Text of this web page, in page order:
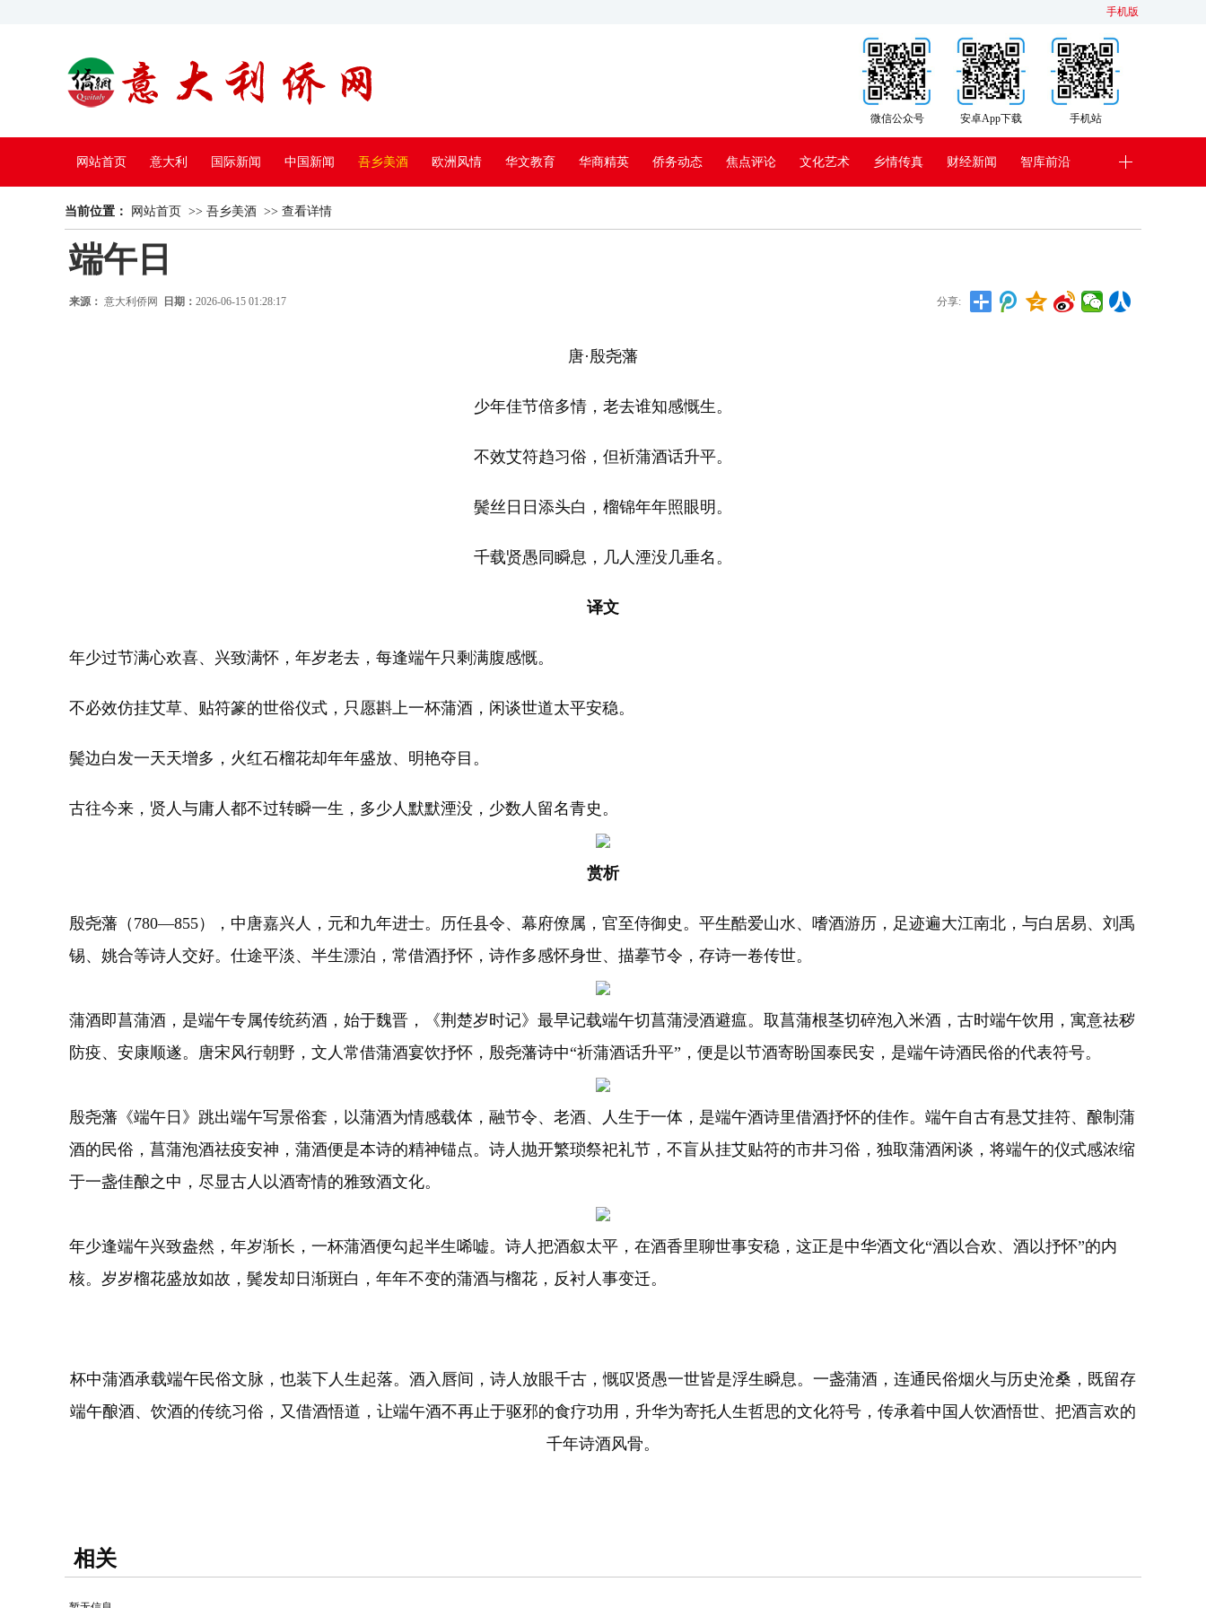
手机版
手机站
安卓App下载
微信公众号
网站首页 意大利 国际新闻 中国新闻 吾乡美酒 欧洲风情 华文教育 华商精英 侨务动态 焦点评论 文化艺术 乡情传真 财经新闻 智库前沿
中国电视
当前位置： 网站首页 >> 吾乡美酒 >> 查看详情
端午日
来源： 意大利侨网 日期： 2026-06-15 01:28:17 分享:
唐·殷尧藩
少年佳节倍多情，老去谁知感慨生。
不效艾符趋习俗，但祈蒲酒话升平。
鬓丝日日添头白，榴锦年年照眼明。
千载贤愚同瞬息，几人湮没几垂名。
译文
年少过节满心欢喜、兴致满怀，年岁老去，每逢端午只剩满腹感慨。
不必效仿挂艾草、贴符篆的世俗仪式，只愿斟上一杯蒲酒，闲谈世道太平安稳。
鬓边白发一天天增多，火红石榴花却年年盛放、明艳夺目。
古往今来，贤人与庸人都不过转瞬一生，多少人默默湮没，少数人留名青史。
赏析
殷尧藩（780—855），中唐嘉兴人，元和九年进士。历任县令、幕府僚属，官至侍御史。平生酷爱山水、嗜酒游历，足迹遍大江南北，与白居易、刘禹
锡、姚合等诗人交好。仕途平淡、半生漂泊，常借酒抒怀，诗作多感怀身世、描摹节令，存诗一卷传世。
蒲酒即菖蒲酒，是端午专属传统药酒，始于魏晋，《荆楚岁时记》最早记载端午切菖蒲浸酒避瘟。取菖蒲根茎切碎泡入米酒，古时端午饮用，寓意祛秽
防疫、安康顺遂。唐宋风行朝野，文人常借蒲酒宴饮抒怀，殷尧藩诗中“祈蒲酒话升平”，便是以节酒寄盼国泰民安，是端午诗酒民俗的代表符号。
殷尧藩《端午日》跳出端午写景俗套，以蒲酒为情感载体，融节令、老酒、人生于一体，是端午酒诗里借酒抒怀的佳作。端午自古有悬艾挂符、酿制蒲
酒的民俗，菖蒲泡酒祛疫安神，蒲酒便是本诗的精神锚点。诗人抛开繁琐祭祀礼节，不盲从挂艾贴符的市井习俗，独取蒲酒闲谈，将端午的仪式感浓缩
于一盏佳酿之中，尽显古人以酒寄情的雅致酒文化。
年少逢端午兴致盎然，年岁渐长，一杯蒲酒便勾起半生唏嘘。诗人把酒叙太平，在酒香里聊世事安稳，这正是中华酒文化“酒以合欢、酒以抒怀”的内
核。岁岁榴花盛放如故，鬓发却日渐斑白，年年不变的蒲酒与榴花，反衬人事变迁。
杯中蒲酒承载端午民俗文脉，也装下人生起落。酒入唇间，诗人放眼千古，慨叹贤愚一世皆是浮生瞬息。一盏蒲酒，连通民俗烟火与历史沧桑，既留存
端午酿酒、饮酒的传统习俗，又借酒悟道，让端午酒不再止于驱邪的食疗功用，升华为寄托人生哲思的文化符号，传承着中国人饮酒悟世、把酒言欢的
千年诗酒风骨。
相关